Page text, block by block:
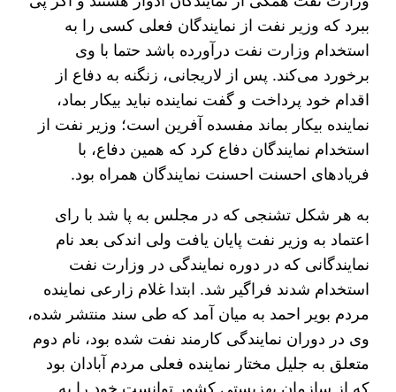
ببرد که وزیر نفت از نمایندگان فعلی کسی را به
استخدام وزارت نفت درآورده باشد حتما با وی
برخورد می‌کند. پس از لاریجانی، زنگنه به دفاع از
اقدام خود پرداخت و گفت نماینده نباید بیکار بماد،
نماینده بیکار بماند مفسده آفرین است؛ وزیر نفت از
استخدام نمایندگان دفاع کرد که همین دفاع، با
فریادهای احسنت احسنت نمایندگان همراه بود.
به هر شکل تشنجی که در مجلس به پا شد با رای
اعتماد به وزیر نفت پایان یافت ولی اندکی بعد نام
نمایندگانی که در دوره نمایندگی در وزارت نفت
استخدام شدند فراگیر شد. ابتدا غلام زارعی نماینده
مردم بویر احمد به میان آمد که طی سند منتشر شده،
وی در دوران نمایندگی کارمند نفت شده بود، نام دوم
متعلق به جلیل مختار نماینده فعلی مردم آبادان بود
که از سازمان بهزیستی کشور توانست خود را به